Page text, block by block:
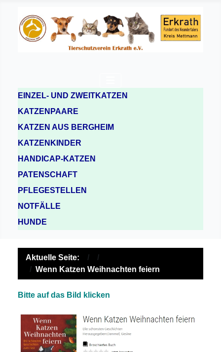
EINZEL- UND ZWEITKATZEN
KATZENPAARE
KATZEN AUS BERGHEIM
KATZENKINDER
HANDICAP-KATZEN
PATENSCHAFT
PFLEGESTELLEN
NOTFÄLLE
HUNDE
Aktuelle Seite:
Wenn Katzen Weihnachten feiern
Bitte auf das Bild klicken